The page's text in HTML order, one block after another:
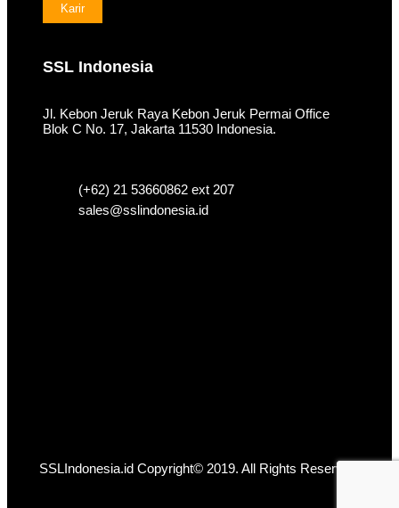
Karir
SSL Indonesia
Jl. Kebon Jeruk Raya Kebon Jeruk Permai Office
Blok C No. 17, Jakarta 11530 Indonesia.
(+62) 21 53660862 ext 207
sales@sslindonesia.id
SSLIndonesia.id Copyright© 2019. All Rights Reserved.